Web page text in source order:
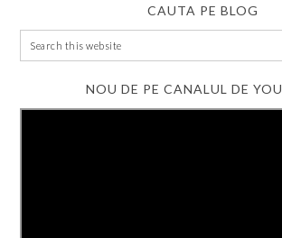
CAUTA PE BLOG
NOU DE PE CANALUL DE